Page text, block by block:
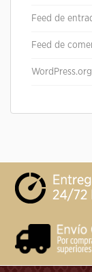
Feed de
Feed de
WordPress.org